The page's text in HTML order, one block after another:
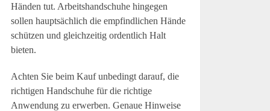
Händen tut. Arbeitshandschuhe hingegen
sollen hauptsächlich die empfindlichen Hände
schützen und gleichzeitig ordentlich Halt
bieten.
Achten Sie beim Kauf unbedingt darauf, die
richtigen Handschuhe für die richtige
Anwendung zu erwerben. Genaue Hinweise